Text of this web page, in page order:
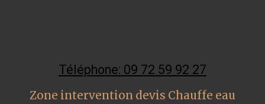
Téléphone: 09 72 59 92 27
Zone intervention devis Chauffe eau